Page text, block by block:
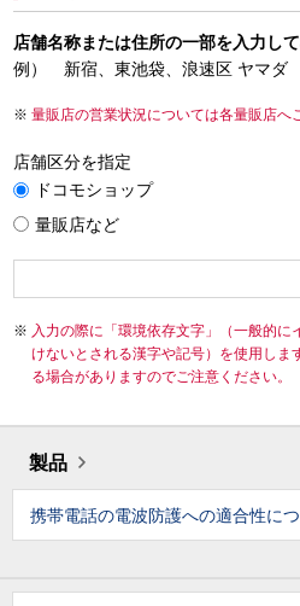
店舗名称または住所の一部を入力し
例） 新宿、東池袋、浪速区 ヤマダ
量販店の営業状況については各量販店へ
店舗区分を指定
ドコモショップ
量販店など
入力の際に「環境依存文字」（一般的
けないとされる漢字や記号）を使用し
る場合がありますのでご注意ください。
製品
携帯電話の電波防護への適合性に